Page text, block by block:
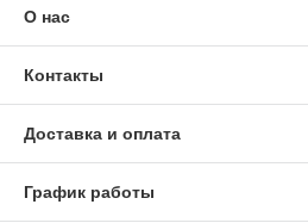
О нас
Контакты
Доставка и оплата
График работы